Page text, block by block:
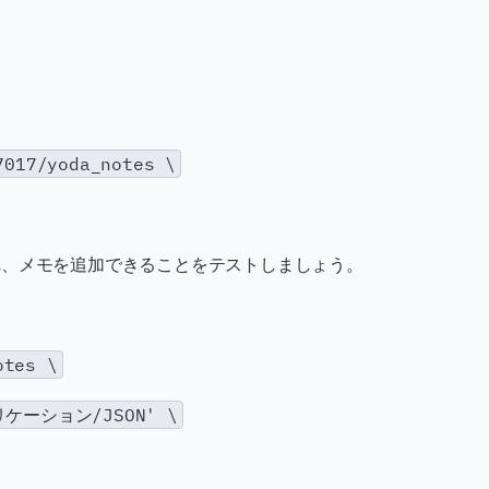
yoda_notes \
メモを追加できることをテストしましょう。
\
ーション/JSON' \